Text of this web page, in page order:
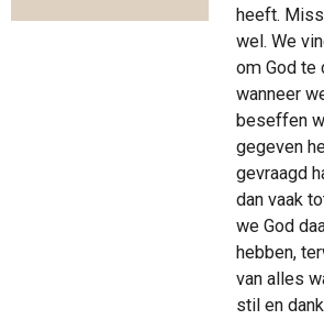
heeft.
wel. We
om God te
wanneer
beseffen
gegeven
gevraagd
dan vaak
we God
hebben,
van alles
stil en